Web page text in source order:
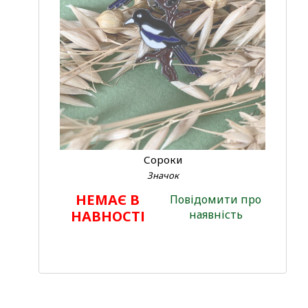
Сороки
Значок
НЕМАЄ В
НАВНОСТІ
Повідомити про
наявність